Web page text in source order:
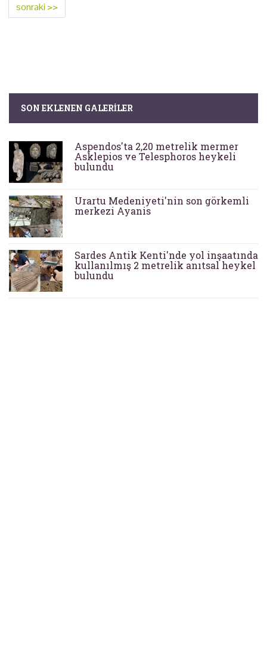
sonraki >>
SON EKLENEN GALERILER
Aspendos'ta 2,20 metrelik mermer
Asklepios ve Telesphoros heykeli
bulundu
Urartu Medeniyeti'nin son görkemli
merkezi Ayanis
Sardes Antik Kenti'nde yol inşaatında
kullanılmış 2 metrelik anıtsal heykel
bulundu